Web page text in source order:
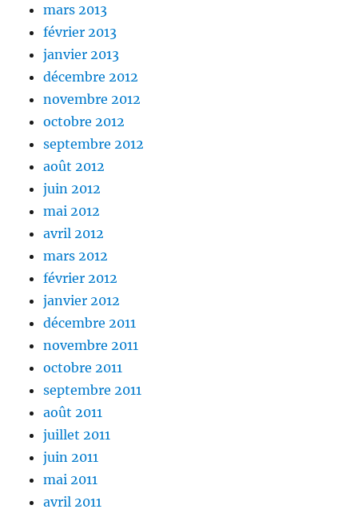
mars 2013
février 2013
janvier 2013
décembre 2012
novembre 2012
octobre 2012
septembre 2012
août 2012
juin 2012
mai 2012
avril 2012
mars 2012
février 2012
janvier 2012
décembre 2011
novembre 2011
octobre 2011
septembre 2011
août 2011
juillet 2011
juin 2011
mai 2011
avril 2011